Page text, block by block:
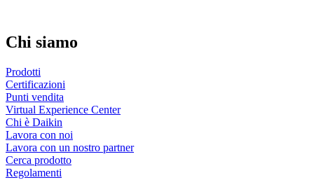
Chi siamo
Prodotti
Certificazioni
Punti vendita
Virtual Experience Center
Chi è Daikin
Lavora con noi
Lavora con un nostro partner
Cerca prodotto
Regolamenti